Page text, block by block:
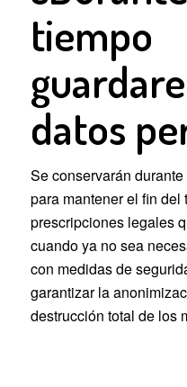
tiempo
datos
Se conservarán
para mantener el fin del
prescripciones legales
cuando ya no sea
con medidas de
garantizar la
destrucción total de los